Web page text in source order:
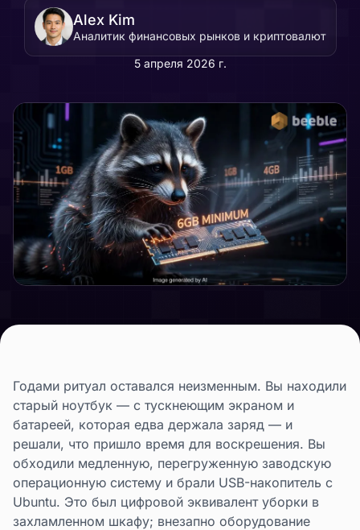
Alex Kim
Аналитик финансовых рынков и криптовалют
5 апреля 2026 г.
Годами ритуал оставался неизменным. Вы находили
старый ноутбук — с тускнеющим экраном и
батареей, которая едва держала заряд — и
решали, что пришло время для воскрешения. Вы
обходили медленную, перегруженную заводскую
операционную систему и брали USB-накопитель с
Ubuntu. Это был цифровой эквивалент уборки в
захламленном шкафу; внезапно оборудование